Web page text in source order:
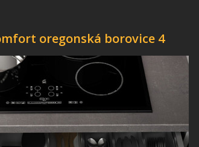
oregonská borovice 4